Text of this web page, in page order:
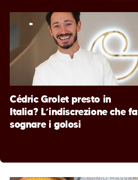
Cédric Grolet presto in
Italia? L’indiscrezione che fa
sognare i golosi